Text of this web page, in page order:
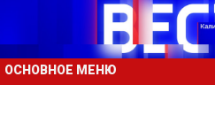
ОСНОВНОЕ МЕНЮ